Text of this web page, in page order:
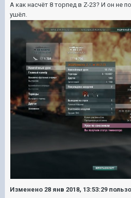
А как насчёт 8 торпед в Z-23? И он не
ушёл.
Изменено 28 янв 2018, 13:53:29